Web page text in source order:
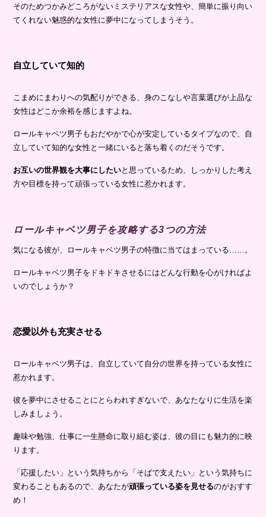
そのためつかみどころがないミステリアスな女性や、簡単に振り向い
てくれない魅惑的な女性に夢中になってしまうそう。
自立していて知的
こまめにまわりへの気配りができる、身のこなしや言葉選びが上品な
女性はどこか余裕を感じますよね。
ロールキャベツ男子もおだやかで心が安定しているタイプなので、自
立していて知的な女性と一緒にいると落ち着くのだそうです。
お互いの世界観を大事にしたいと思っているため、しっかりした考え
方や目標を持って頑張っている女性に惹かれます。
ロールキャベツ男子を攻略する3つの方法
気になる彼が、ロールキャベツ男子の特徴に当てはまっている……。
ロールキャベツ男子をドキドキさせるにはどんな行動を心がければよ
いのでしょうか？
恋愛以外も充実させる
ロールキャベツ男子は、自立していて自分の世界を持っている女性に
惹かれます。
彼を夢中にさせることにとらわれすぎないで、あなたなりに生活を楽
しみましょう。
趣味や勉強、仕事に一生懸命に取り組む姿は、彼の目にも魅力的に映
ります。
「応援したい」という気持ちから「そばで支えたい」という気持ちに
変わることもあるので、あなたが頑張っている姿を見せるのがおすす
め！